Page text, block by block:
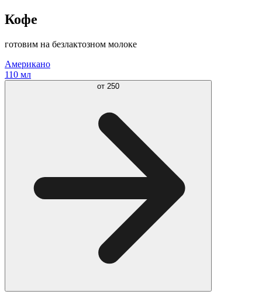
Кофе
готовим на безлактозном молоке
Американо
110 мл
от 250